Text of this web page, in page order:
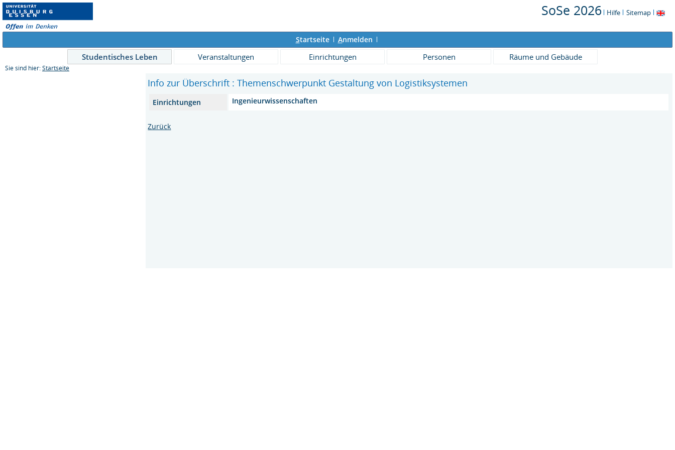
SoSe 2026 Hilfe Sitemap
Startseite Anmelden
Studentisches Leben Veranstaltungen Einrichtungen Personen Räume und Gebäude
Sie sind hier: Startseite
Info zur Überschrift : Themenschwerpunkt Gestaltung von Logistiksystemen
Einrichtungen Ingenieurwissenschaften
Zurück